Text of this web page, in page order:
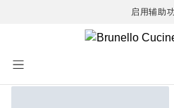
启用辅助
Content